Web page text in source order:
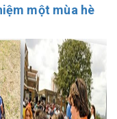
một mùa hè